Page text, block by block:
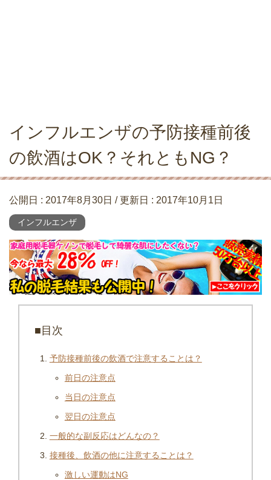
インフルエンザの予防接種前後
の飲酒はOK？それともNG？
公開日 : 2017年8月30日 / 更新日 : 2017年10月1日
インフルエンザ
■目次
予防接種前後の飲酒で注意することは？
前日の注意点
当日の注意点
翌日の注意点
一般的な副反応はどんなの？
接種後、飲酒の他に注意することは？
激しい運動はNG